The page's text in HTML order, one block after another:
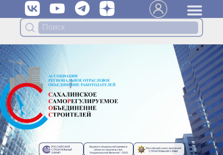
Органы управления Ассоциации
● Общее собрание членов
● Генеральный директор
Специализированные органы
● Контрольный комитет
● Дисциплинарный комитет
● Архив
РОССИЙСКИЙ
СТРОИТЕЛЬНЫЙ
ОЛИМП
Лауреат специальной премии в
области строительства
“Национальное Величие”- 2010
Российский союз строителей
СТРОИТЕЛЬНАЯ СЛАВА